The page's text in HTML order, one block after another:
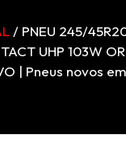
/ PNEU 245/
UHP 103W
| Pneus novos